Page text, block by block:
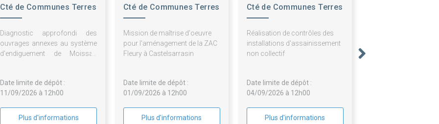
Cté de Communes Terres
Diagnostic approfondi des
ouvrages annexes au système
d'endiguement de Moissac
Date limite de dépôt :
11/09/2026 à 12h00
Plus d'informations
Cté de Communes Terres
Mission de maîtrise d'oeuvre
pour l'aménagement de la ZAC
Fleury à Castelsarrasin
Date limite de dépôt :
01/09/2026 à 12h00
Plus d'informations
Cté de Communes Terres
Réalisation de contrôles des
installations d'assainissement
non collectif
Date limite de dépôt :
04/09/2026 à 12h00
Plus d'informations